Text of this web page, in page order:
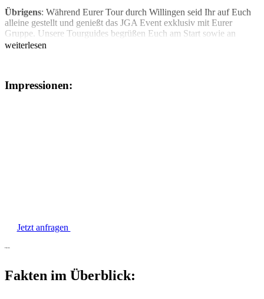
Übrigens: Während Eurer Tour durch Willingen seid Ihr auf Euch
alleine gestellt und genießt das JGA Event exklusiv mit Eurer
Gruppe. Unsere Tourguides begrüßen Euch am Start sowie an
unseren Spielstationen.
weiterlesen
Impressionen:
Jetzt anfragen
Fakten
Fakten im Überblick: